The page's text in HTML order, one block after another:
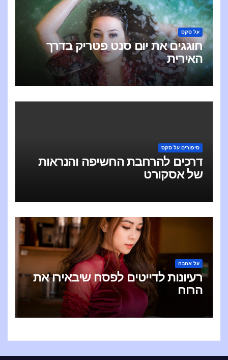
על סקס
חוגגים את יום סנט פטריק בדרך
האירית
סיפורים על סקס
דרכים להרחבת החשיפה והנראות
של אסקורט
על אהבה
רעיונות לדייטים לפסח שיבאירו את
הרוח